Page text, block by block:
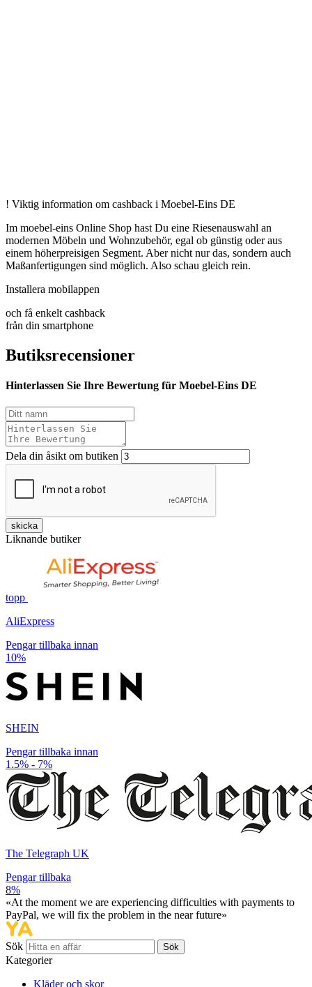
! Viktig information om cashback i Moebel-Eins DE
Im moebel-eins Online Shop hast Du eine Riesenauswahl an
modernen Möbeln und Wohnzubehör, egal ob günstig oder aus
einem höherpreisigen Segment. Aber nicht nur das, sondern auch
Maßanfertigungen sind möglich. Also schau gleich rein.
Installera mobilappen
och få enkelt cashback
från din smartphone
Butiksrecensioner
Hinterlassen Sie Ihre Bewertung für Moebel-Eins DE
Dela din åsikt om butiken
skicka
Liknande butiker
topp
AliExpress
Pengar tillbaka innan
10%
SHEIN
Pengar tillbaka innan
1.5% - 7%
The Telegraph UK
Pengar tillbaka
8%
«At the moment we are experiencing difficulties with payments to
PayPal, we will fix the problem in the near future»
Sök Sök
Kategorier
Kläder och skor